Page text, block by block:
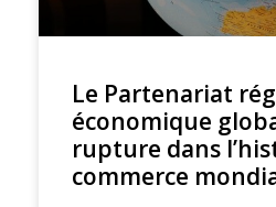
Le Partenariat
économique
rupture dans
commerce